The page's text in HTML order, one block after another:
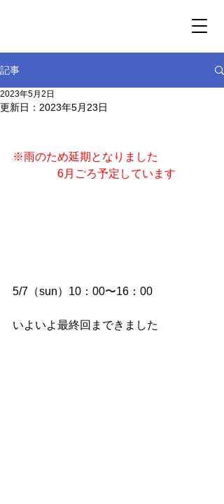
記事
2023年5月2日
更新日： 2023年5月23日
※雨のため延期となりました
6月ごろ予定しています
5/7（sun）10：00〜16：00
いよいよ最終回まできました